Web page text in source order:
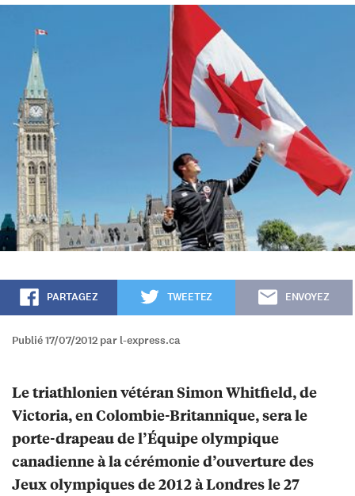
PARTAGEZ TWEETEZ ENVOYEZ
Publié 17/07/2012 par l-express.ca
Le triathlonien vétéran Simon Whitfield, de
Victoria, en Colombie-Britannique, sera le
porte-drapeau de l’Équipe olympique
canadienne à la cérémonie d’ouverture des
Jeux olympiques de 2012 à Londres le 27